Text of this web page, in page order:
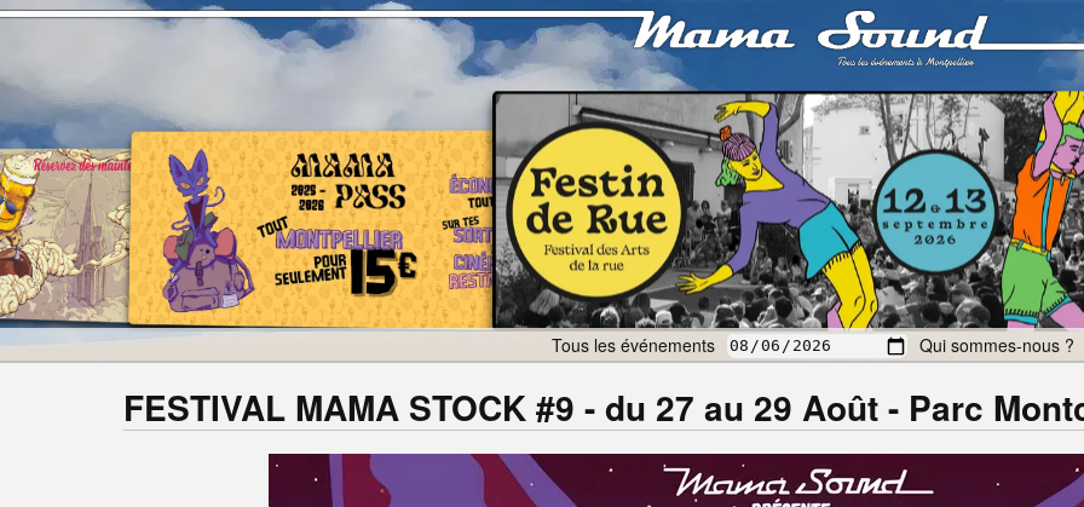
Tous les événements Qui sommes-nous ?
FESTIVAL MAMA STOCK #9 - du 27 au 29 Août - Parc